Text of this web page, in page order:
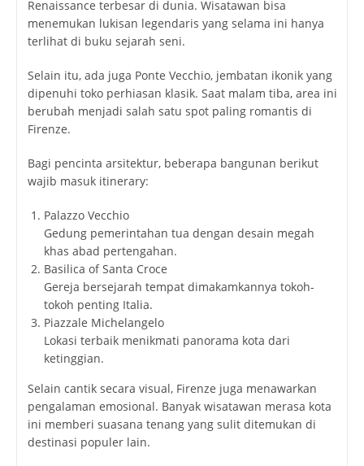
Renaissance terbesar di dunia. Wisatawan bisa
menemukan lukisan legendaris yang selama ini hanya
terlihat di buku sejarah seni.
Selain itu, ada juga Ponte Vecchio, jembatan ikonik yang
dipenuhi toko perhiasan klasik. Saat malam tiba, area ini
berubah menjadi salah satu spot paling romantis di
Firenze.
Bagi pencinta arsitektur, beberapa bangunan berikut
wajib masuk itinerary:
Palazzo Vecchio
Gedung pemerintahan tua dengan desain megah
khas abad pertengahan.
Basilica of Santa Croce
Gereja bersejarah tempat dimakamkannya tokoh-
tokoh penting Italia.
Piazzale Michelangelo
Lokasi terbaik menikmati panorama kota dari
ketinggian.
Selain cantik secara visual, Firenze juga menawarkan
pengalaman emosional. Banyak wisatawan merasa kota
ini memberi suasana tenang yang sulit ditemukan di
destinasi populer lain.